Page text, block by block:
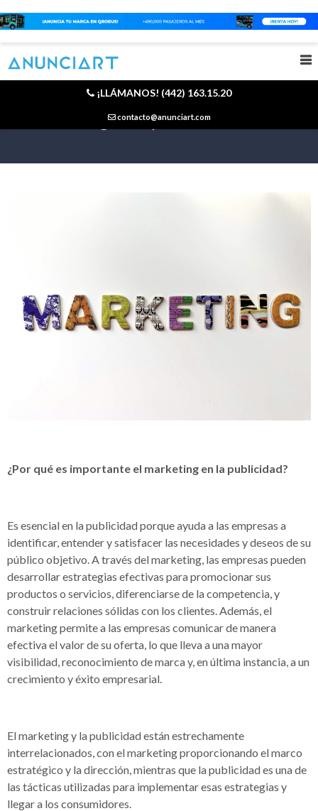
Marketing en la publicidad
¿Por qué es importante el marketing en la publicidad?
Es esencial en la publicidad porque ayuda a las empresas a
identificar, entender y satisfacer las necesidades y deseos de su
público objetivo. A través del marketing, las empresas pueden
desarrollar estrategias efectivas para promocionar sus
productos o servicios, diferenciarse de la competencia, y
construir relaciones sólidas con los clientes. Además, el
marketing permite a las empresas comunicar de manera
efectiva el valor de su oferta, lo que lleva a una mayor
visibilidad, reconocimiento de marca y, en última instancia, a un
crecimiento y éxito empresarial.
El marketing y la publicidad están estrechamente
interrelacionados, con el marketing proporcionando el marco
estratégico y la dirección, mientras que la publicidad es una de
las tácticas utilizadas para implementar esas estrategias y
llegar a los consumidores.
¡LLÁMANOS! (442) 163.15.20
contacto@anunciart.com